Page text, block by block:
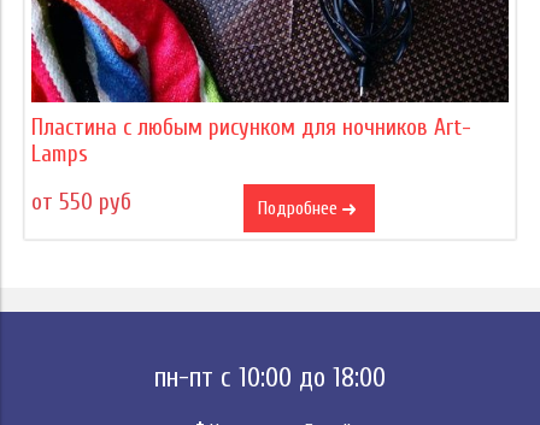
Пластина с любым рисунком для ночников Art-
Lamps
от 550 руб
Подробнее
пн-пт с 10:00 до 18:00